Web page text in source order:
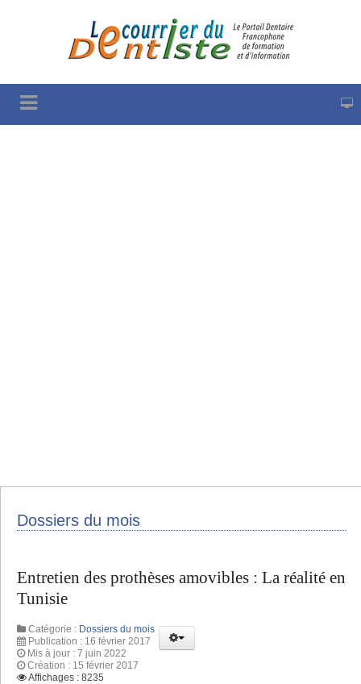
Dossiers du mois
Entretien des prothèses amovibles : La réalité en
Tunisie
Catégorie : Dossiers du mois
Publication : 16 février 2017
Mis à jour : 7 juin 2022
Création : 15 février 2017
Affichages : 8235